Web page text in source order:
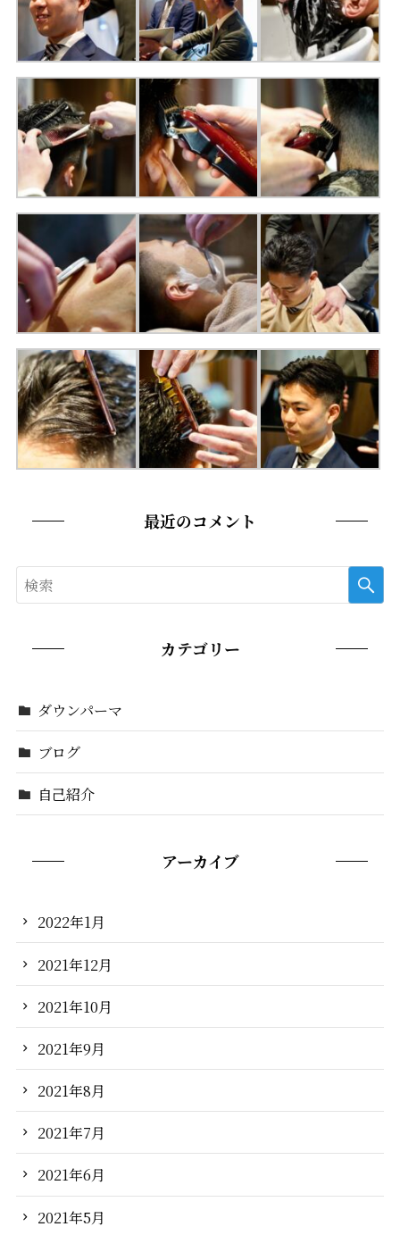
最近のコメント
カテゴリー
ダウンパーマ
ブログ
自己紹介
アーカイブ
2022年1月
2021年12月
2021年10月
2021年9月
2021年8月
2021年7月
2021年6月
2021年5月